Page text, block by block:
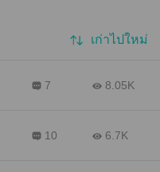
เก่าไปใหม่
7 8.05K
10 6.7K